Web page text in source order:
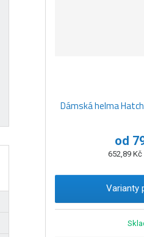
Dámská helma
od
652,89
Varianty